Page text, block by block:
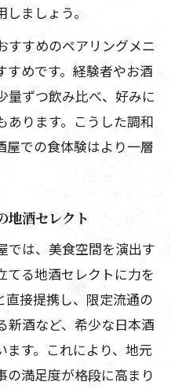
ましょう。
すすめのペアリングメニ
すめです。経験者やお酒
量ずつ飲み比べ、好みに
あります。こうした調和
屋での食体験はより一層
地酒セレクト
では、美食空間を演出す
てる地酒セレクトに力を
直接提携し、限定流通の
新酒など、希少な日本酒
ます。これにより、地元
の満足度が格段に高まり